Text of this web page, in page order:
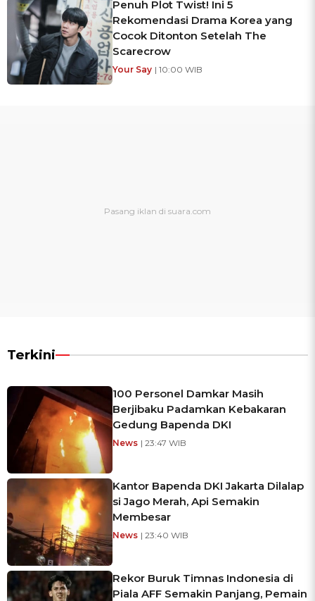
Penuh Plot Twist! Ini 5
Rekomendasi Drama Korea yang
Cocok Ditonton Setelah The
Scarecrow
Your Say | 10:00 WIB
Terkini
100 Personel Damkar Masih
Berjibaku Padamkan Kebakaran
Gedung Bapenda DKI
News | 23:47 WIB
Kantor Bapenda DKI Jakarta Dilalap
si Jago Merah, Api Semakin
Membesar
News | 23:40 WIB
Rekor Buruk Timnas Indonesia di
Piala AFF Semakin Panjang, Pemain